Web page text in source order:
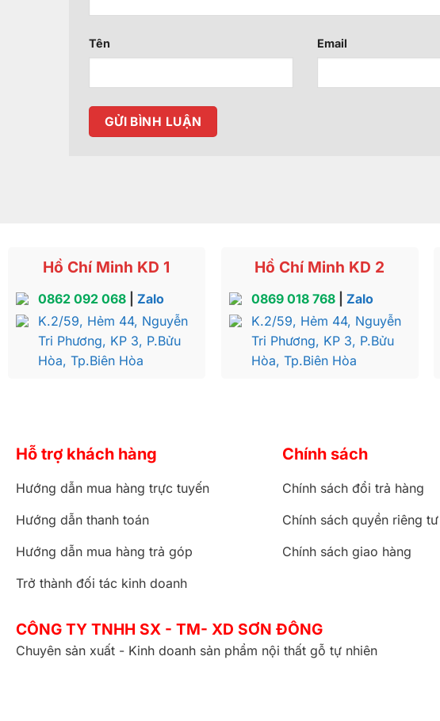
Tên Email
Hồ Chí Minh KD 1
0862 092 068| Zalo
K.2/59, Hẻm 44, Nguyễn
Tri Phương, KP 3, P.Bửu
Hòa, Tp.Biên Hòa
Hồ Chí Minh KD 2
0869 018 768| Zalo
K.2/59, Hẻm 44, Nguyễn
Tri Phương, KP 3, P.Bửu
Hòa, Tp.Biên Hòa
Hỗ trợ khách hàng
Hướng dẫn mua hàng trực tuyến
Hướng dẫn thanh toán
Hướng dẫn mua hàng trả góp
Trở thành đối tác kinh doanh
Chính sách
Chính sách đổi trả hàng
Chính sách quyền riêng tư
Chính sách giao hàng
CÔNG TY TNHH SX - TM- XD SƠN ĐÔNG
Chuyên sản xuất - Kinh doanh sản phẩm nội thất gỗ tự nhiên